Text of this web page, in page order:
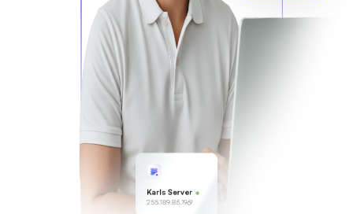
Karls Server
255.189.85.19